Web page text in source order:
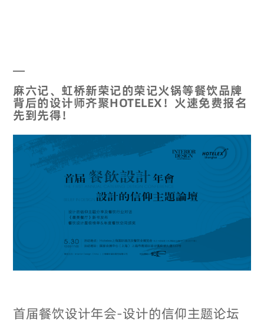
麻六记、虹桥新荣记的荣记火锅等餐饮品牌
背后的设计师齐聚HOTELEX！火速免费报名
先到先得！
首届餐饮设计年会-设计的信仰主题论坛